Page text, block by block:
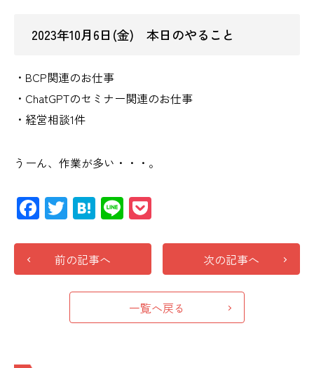
2023年10月6日(金) 本日のやること
・BCP関連のお仕事
・ChatGPTのセミナー関連のお仕事
・経営相談1件
うーん、作業が多い・・・。
Facebook
Twitter
Hatena
Line
前の記事へ 次の記事へ
一覧へ戻る